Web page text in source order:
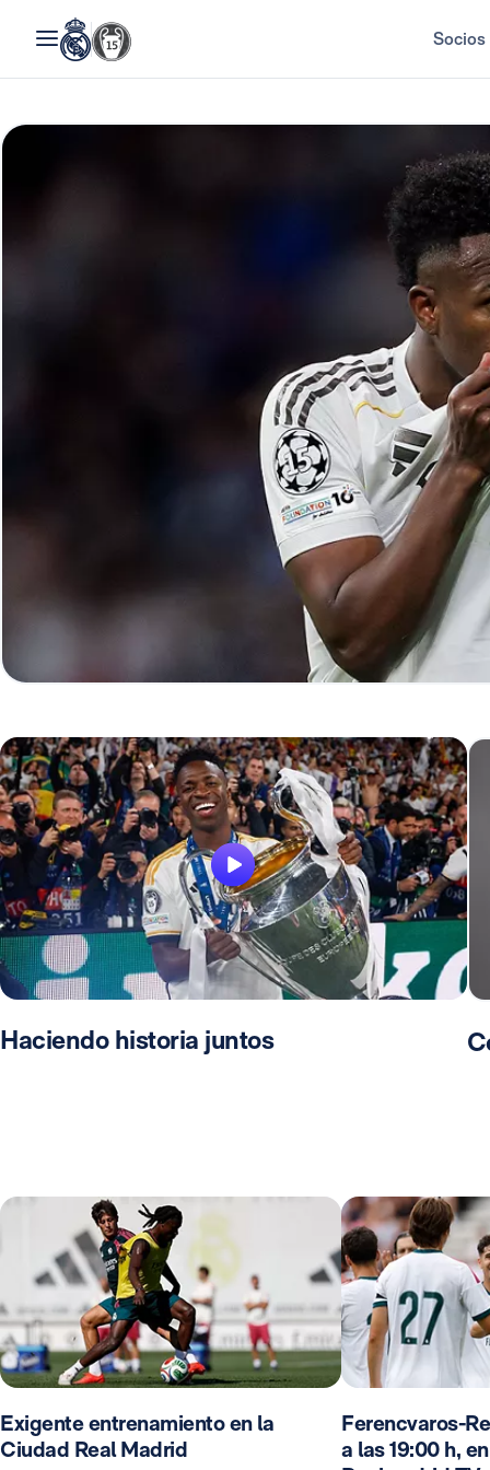
Socios
Haciendo historia juntos
Exigente entrenamiento en la
Ciudad Real Madrid
Ferencvaros-
a las 19:00 h,